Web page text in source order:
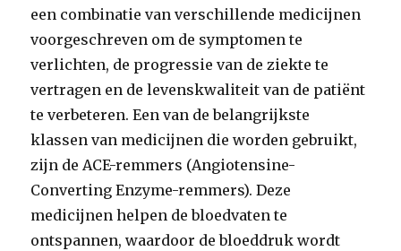
een combinatie van verschillende medicijnen
voorgeschreven om de symptomen te
verlichten, de progressie van de ziekte te
vertragen en de levenskwaliteit van de patiënt
te verbeteren. Een van de belangrijkste
klassen van medicijnen die worden gebruikt,
zijn de ACE-remmers (Angiotensine-
Converting Enzyme-remmers). Deze
medicijnen helpen de bloedvaten te
ontspannen, waardoor de bloeddruk wordt